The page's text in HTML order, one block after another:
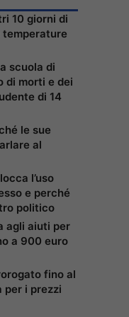
10 giorni di
temperature
scuola di
di morti e dei
di 14
le sue
al
l’uso
e perché
politico
agli aiuti per
a 900 euro
fino al
per i prezzi